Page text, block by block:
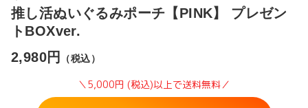
推し活ぬいぐるみポーチ【PINK】 プレゼン
トBOXver.
2,980円
（税込）
＼5,000円 (税込)以上で送料無料／